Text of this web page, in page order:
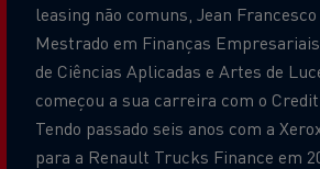
leasing não comuns, Jean
Mestrado em Finanças
de Ciências Aplicadas e Artes de
começou a sua carreira com o Credit
Tendo passado seis anos com a
para a Renault Trucks Finance em